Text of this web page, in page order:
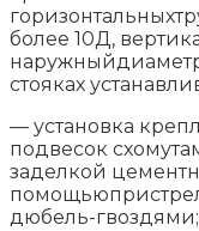
более 10Д,
стояках
— установка
подвесок
заделкой
дюбель-гвоздями;